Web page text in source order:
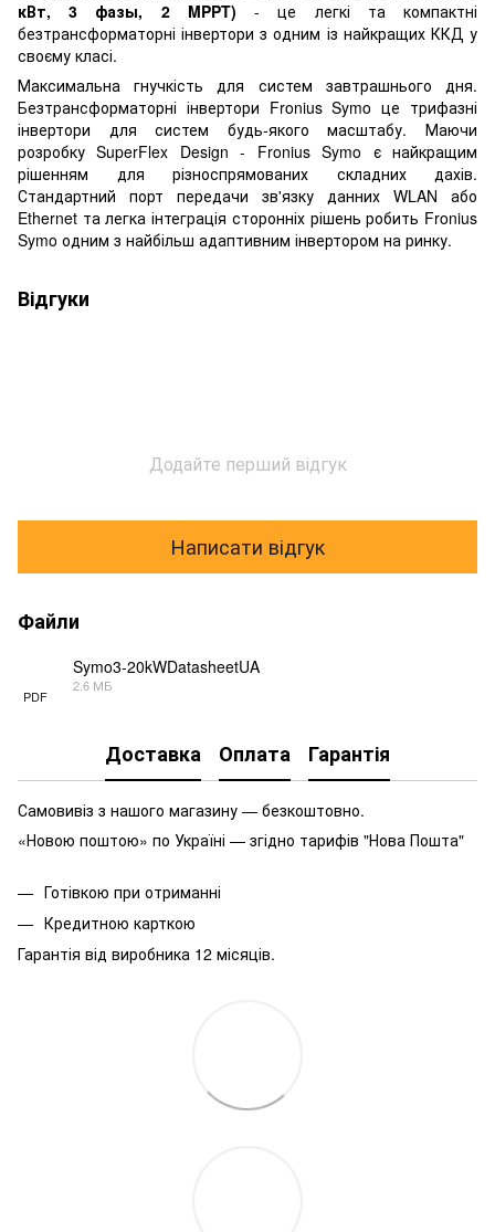
кВт, 3 фазы, 2 MPPT)- це легкі та компактні
безтрансформаторні інвертори з одним із найкращих ККД у
своєму класі.
Максимальна гнучкість для систем завтрашнього дня.
Безтрансформаторні інвертори Fronius Symo це трифазні
інвертори для систем будь-якого масштабу. Маючи
розробку SuperFlex Design - Fronius Symo є найкращим
рішенням для різноспрямованих складних дахів.
Стандартний порт передачи зв'язку данних WLAN або
Ethernet та легка інтеграція сторонніх рішень робить Fronius
Symo одним з найбільш адаптивним інвертором на ринку.
Відгуки
Додайте перший відгук
Написати відгук
Файли
PDF
Symo3-20kWDatasheetUA
2.6 МБ
Доставка Оплата Гарантія
Самовивіз з нашого магазину — безкоштовно.
«Новою поштою» по Україні — згідно тарифів "Нова Пошта"
Готівкою при отриманні
Кредитною карткою
Гарантія від виробника 12 місяців.